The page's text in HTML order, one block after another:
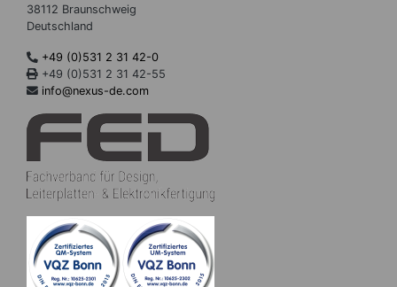
38112 Braunschweig
Deutschland
+49 (0)531 2 31 42-0
+49 (0)531 2 31 42-55
info@nexus-de.com